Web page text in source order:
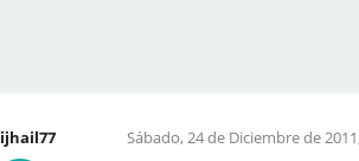
Sábado, 24 de Diciembre de